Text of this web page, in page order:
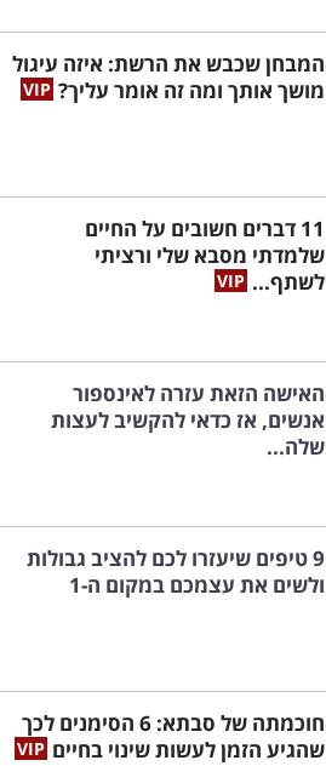
המבחן שכבש את הרשת: איזה עיגול
מושך אותך ומה זה אומר עליך?
11 דברים חשובים על החיים
שלמדתי מסבא שלי ורציתי
לשתף...
האישה הזאת עזרה לאינספור
אנשים, אז כדאי להקשיב לעצות
שלה...
9 טיפים שיעזרו לכם להציב גבולות
ולשים את עצמכם במקום ה-1
חוכמתה של סבתא: 6 הסימנים לכך
שהגיע הזמן לעשות שינוי בחיים